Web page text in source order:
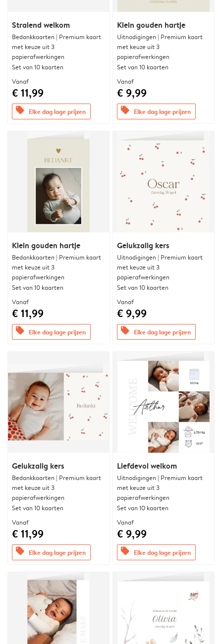
Stralend welkom
Bedankkaarten | Premium kaart
met keuze uit 3
papierafwerkingen
Set van 10 kaarten
Vanaf
€ 11,99
offers Elke dag lage prijzen
Klein gouden hartje
Uitnodigingen | Premium kaart
met keuze uit 3
papierafwerkingen
Set van 10 kaarten
Vanaf
€ 9,99
offers Elke dag lage prijzen
Klein gouden hartje
Bedankkaarten | Premium kaart
met keuze uit 3
papierafwerkingen
Set van 10 kaarten
Vanaf
€ 11,99
offers Elke dag lage prijzen
Gelukzalig kers
Uitnodigingen | Premium kaart
met keuze uit 3
papierafwerkingen
Set van 10 kaarten
Vanaf
€ 9,99
offers Elke dag lage prijzen
Gelukzalig kers
Bedankkaarten | Premium kaart
met keuze uit 3
papierafwerkingen
Set van 10 kaarten
Vanaf
€ 11,99
offers Elke dag lage prijzen
Liefdevol welkom
Uitnodigingen | Premium kaart
met keuze uit 3
papierafwerkingen
Set van 10 kaarten
Vanaf
€ 9,99
offers Elke dag lage prijzen